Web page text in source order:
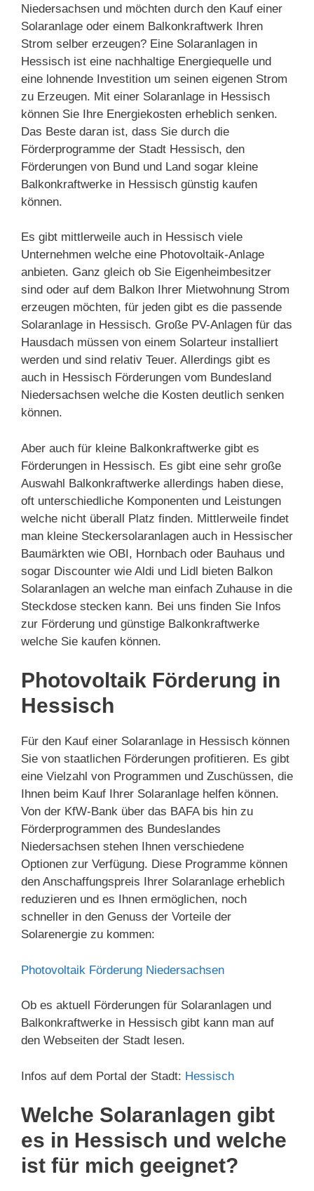
Niedersachsen und möchten durch den Kauf einer
Solaranlage oder einem Balkonkraftwerk Ihren
Strom selber erzeugen? Eine Solaranlagen in
Hessisch ist eine nachhaltige Energiequelle und
eine lohnende Investition um seinen eigenen Strom
zu Erzeugen. Mit einer Solaranlage in Hessisch
können Sie Ihre Energiekosten erheblich senken.
Das Beste daran ist, dass Sie durch die
Förderprogramme der Stadt Hessisch, den
Förderungen von Bund und Land sogar kleine
Balkonkraftwerke in Hessisch günstig kaufen
können.
Es gibt mittlerweile auch in Hessisch viele
Unternehmen welche eine Photovoltaik-Anlage
anbieten. Ganz gleich ob Sie Eigenheimbesitzer
sind oder auf dem Balkon Ihrer Mietwohnung Strom
erzeugen möchten, für jeden gibt es die passende
Solaranlage in Hessisch. Große PV-Anlagen für das
Hausdach müssen von einem Solarteur installiert
werden und sind relativ Teuer. Allerdings gibt es
auch in Hessisch Förderungen vom Bundesland
Niedersachsen welche die Kosten deutlich senken
können.
Aber auch für kleine Balkonkraftwerke gibt es
Förderungen in Hessisch. Es gibt eine sehr große
Auswahl Balkonkraftwerke allerdings haben diese,
oft unterschiedliche Komponenten und Leistungen
welche nicht überall Platz finden. Mittlerweile findet
man kleine Steckersolaranlagen auch in Hessischer
Baumärkten wie OBI, Hornbach oder Bauhaus und
sogar Discounter wie Aldi und Lidl bieten Balkon
Solaranlagen an welche man einfach Zuhause in die
Steckdose stecken kann. Bei uns finden Sie Infos
zur Förderung und günstige Balkonkraftwerke
welche Sie kaufen können.
Photovoltaik Förderung in
Hessisch
Für den Kauf einer Solaranlage in Hessisch können
Sie von staatlichen Förderungen profitieren. Es gibt
eine Vielzahl von Programmen und Zuschüssen, die
Ihnen beim Kauf Ihrer Solaranlage helfen können.
Von der KfW-Bank über das BAFA bis hin zu
Förderprogrammen des Bundeslandes
Niedersachsen stehen Ihnen verschiedene
Optionen zur Verfügung. Diese Programme können
den Anschaffungspreis Ihrer Solaranlage erheblich
reduzieren und es Ihnen ermöglichen, noch
schneller in den Genuss der Vorteile der
Solarenergie zu kommen:
Photovoltaik Förderung Niedersachsen
Ob es aktuell Förderungen für Solaranlagen und
Balkonkraftwerke in Hessisch gibt kann man auf
den Webseiten der Stadt lesen.
Infos auf dem Portal der Stadt: Hessisch
Welche Solaranlagen gibt
es in Hessisch und welche
ist für mich geeignet?